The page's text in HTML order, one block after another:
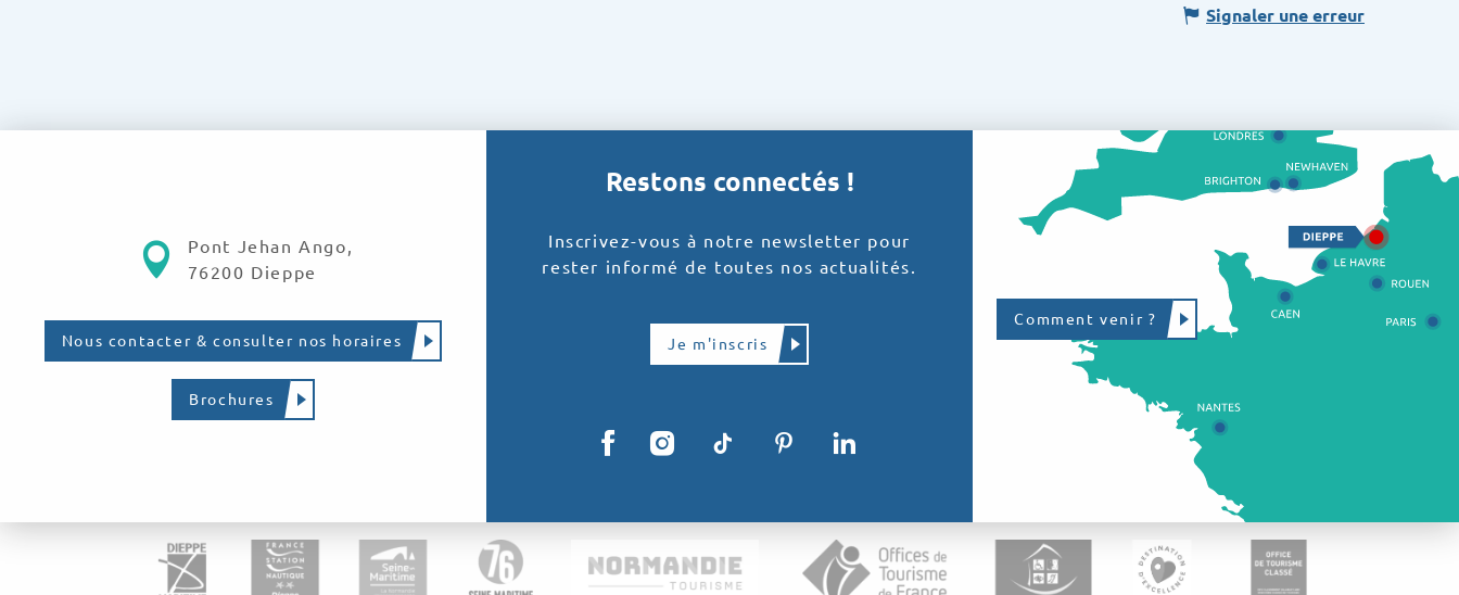
Signaler une erreur
Pont Jehan Ango,
76200 Dieppe
Nous contacter & consulter nos horaires
Brochures
Restons connectés !
Inscrivez-vous à notre newsletter pour
rester informé de toutes nos actualités.
Je m'inscris
Comment venir ?